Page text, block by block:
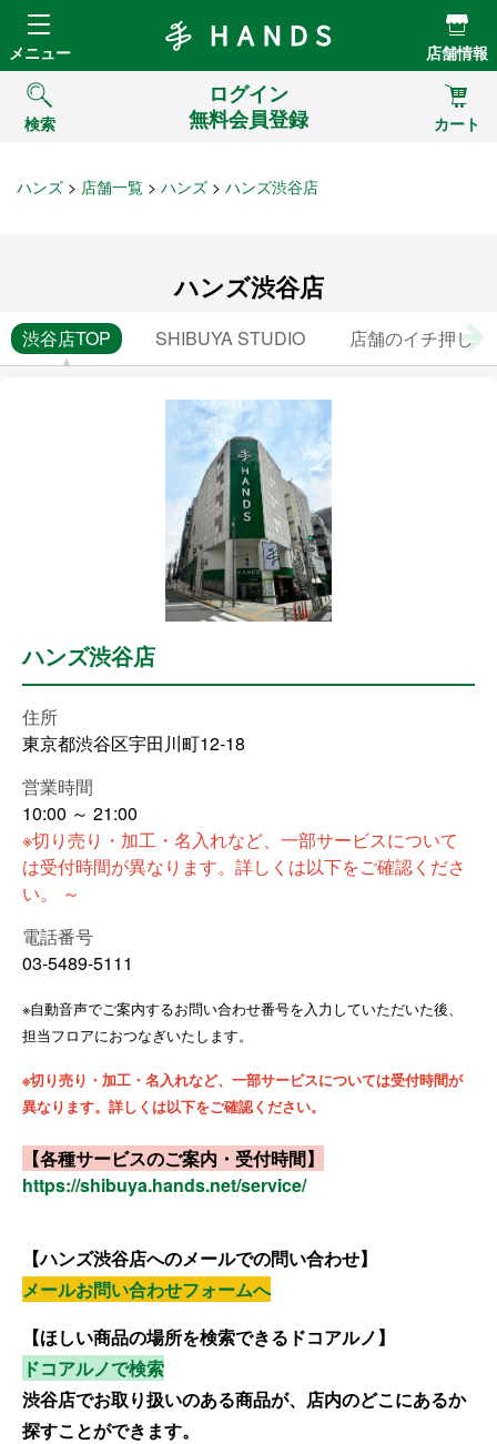
Hands ハンズ
メニュー 店舗情報
検索
ログイン
無料会員登録
カート
ハンズ 店舗一覧 ハンズ ハンズ渋谷店
ハンズ渋谷店
渋谷店TOP SHIBUYA STUDIO 店舗のイチ押し
ハンズ渋谷店
住所
東京都渋谷区宇田川町12-18
営業時間
10:00 ～ 21:00
※切り売り・加工・名入れなど、一部サービスについて
は受付時間が異なります。詳しくは以下をご確認くださ
い。 ～
電話番号
03-5489-5111
※自動音声でご案内するお問い合わせ番号を入力していただいた後、
担当フロアにおつなぎいたします。
※切り売り・加工・名入れなど、一部サービスについては受付時間が
異なります。詳しくは以下をご確認ください。
【各種サービスのご案内・受付時間】
https://shibuya.hands.net/service/
【ハンズ渋谷店へのメールでの問い合わせ】
メールお問い合わせフォームへ
【ほしい商品の場所を検索できるドコアルノ】
ドコアルノで検索
渋谷店でお取り扱いのある商品が、店内のどこにあるか
探すことができます。